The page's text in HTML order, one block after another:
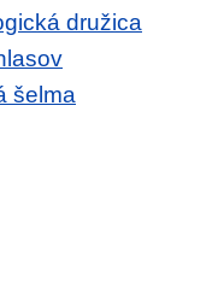
družica
šelma